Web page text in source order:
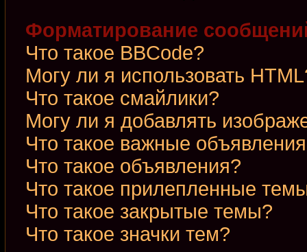
Форматирование
Что такое BBCode?
Могу ли я использовать
Что такое смайлики?
Могу ли я добавлять
Что такое важные
Что такое объявления?
Что такое прилепленные
Что такое закрытые темы?
Что такое значки тем?